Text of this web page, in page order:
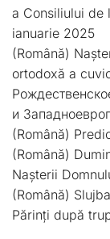
a Consiliului de
ianuarie 2025
(Română)
ortodoxă a
и
(Română)
(Română)
Nașterii
(Română)
Părinți după